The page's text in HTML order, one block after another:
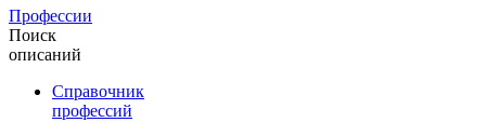
Профессии
Поиск
описаний
Справочник
профессий